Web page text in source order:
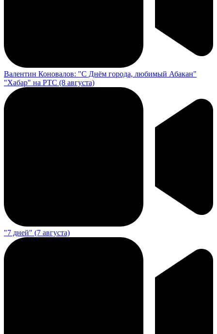
Валентин Коновалов: "С Днём города, любимый Абакан"
"Хабар" на РТС (8 августа)
"7 дней" (7 августа)